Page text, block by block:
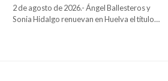
2 de agosto de 2026.- Ángel Ballesteros y
Sonia Hidalgo renuevan en Huelva el título…